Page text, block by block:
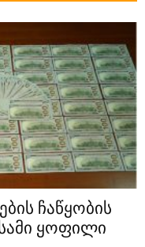
ჩაწყობის
ყოფილი